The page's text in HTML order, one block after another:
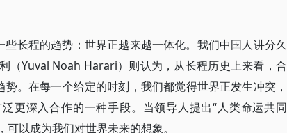
长程的趋势：世界正越来越一体化。我们中国人讲分久
（Yuval Noah Harari）则认为，从长程历史上来看，合
。在每一个给定的时刻，我们都觉得世界正发生冲突，
更深入合作的一种手段。当领导人提出“人类命运共同
以成为我们对世界未来的想象。